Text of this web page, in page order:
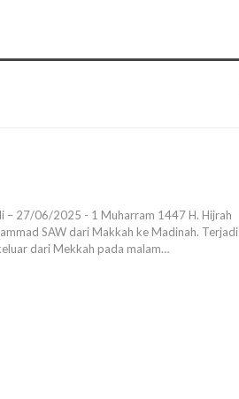
19
– 27/06/2025 - 1 Muharram 1447 H. Hijrah
SAW dari Makkah ke Madinah. Terjadi
dari Mekkah pada malam…